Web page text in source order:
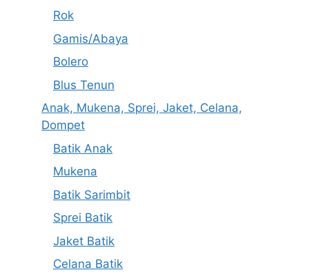
Rok
Gamis/Abaya
Bolero
Blus Tenun
Anak, Mukena, Sprei, Jaket, Celana,
Dompet
Batik Anak
Mukena
Batik Sarimbit
Sprei Batik
Jaket Batik
Celana Batik